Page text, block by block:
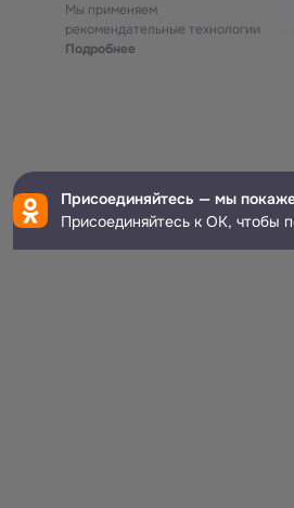
Мы применяем
рекомендательные технологии
Подробнее
Присоединяйтесь — мы
Присоединяйтесь к ОК, чтобы